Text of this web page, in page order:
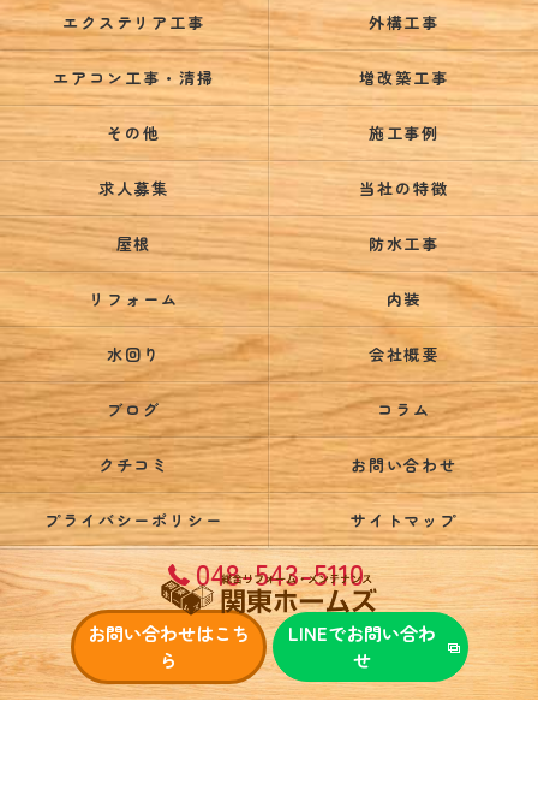
048-543-5110
お問い合わせはこち
ら
LINEでお問い合わ
せ
エクステリア工事 外構工事
エアコン工事・清掃 増改築工事
その他 施工事例
求人募集 当社の特徴
屋根 防水工事
リフォーム 内装
水回り 会社概要
ブログ コラム
クチコミ お問い合わせ
プライバシーポリシー サイトマップ
© 2026 埼玉県鴻巣市で外壁塗装なら関東ホームズ ALL RIGHTS RESERVED.